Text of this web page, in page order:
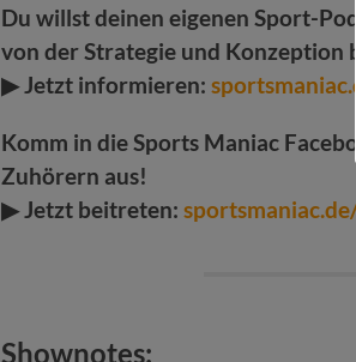
Du willst deinen eigenen Sport-
von der Strategie und Konzeption
▶ Jetzt informieren:
Komm in die Sports Maniac
Zuhörern aus!
▶ Jetzt beitreten:
Shownotes: